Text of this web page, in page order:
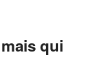
qui